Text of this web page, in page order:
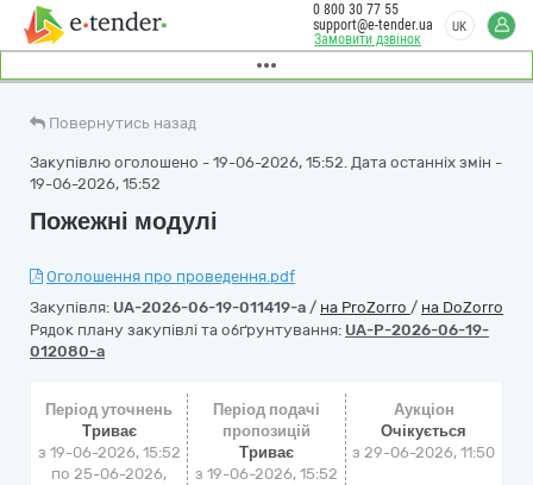
Замовити дзвінок
0 800 30 77 55
support@e-tender.ua
UK
Повернутись назад
Закупівлю оголошено - 19-06-2026, 15:52. Дата останніх змін -
19-06-2026, 15:52
Пожежні модулі
Оголошення про проведення.pdf
Закупівля: UA-2026-06-19-011419-a / на ProZorro / на DoZorro
Рядок плану закупівлі та обґрунтування: UA-P-2026-06-19-
012080-a
Період уточнень
Триває
з 19-06-2026, 15:52
по 25-06-2026,
Період подачі
пропозицій
Триває
з 19-06-2026, 15:52
Аукціон
Очікується
з29-06-2026, 11:50